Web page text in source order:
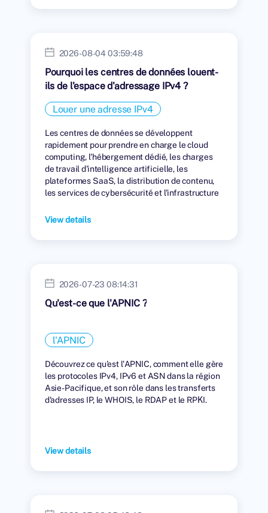
2026-08-04 03:59:48
Pourquoi les centres de données louent-
ils de l'espace d'adressage IPv4 ?
Louer une adresse IPv4
Les centres de données se développent
rapidement pour prendre en charge le cloud
computing, l'hébergement dédié, les charges
de travail d'intelligence artificielle, les
plateformes SaaS, la distribution de contenu,
les services de cybersécurité et l'infrastructure
View details
2026-07-23 08:14:31
Qu'est-ce que l'APNIC ?
l'APNIC
Découvrez ce qu'est l'APNIC, comment elle gère
les protocoles IPv4, IPv6 et ASN dans la région
Asie-Pacifique, et son rôle dans les transferts
d'adresses IP, le WHOIS, le RDAP et le RPKI.
View details